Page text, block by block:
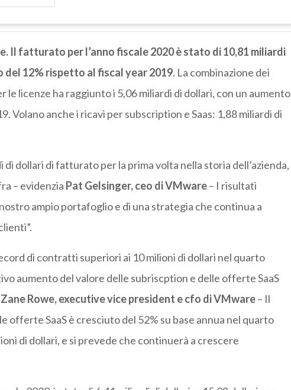
Il fatturato per l’anno fiscale 2020 è stato di 10,81 miliardi
del 12% rispetto al fiscal year 2019. La combinazione dei
le licenze ha raggiunto i 5,06 miliardi di dollari, con un aumento
Volano anche i ricavi per subscription e Saas: 1,88 miliardi di
dollari di fatturato per la prima volta nella storia dell’azienda,
– evidenzia Pat Gelsinger, ceo di VMware– I risultati
ampio portafoglio e di una strategia che continua a
di contratti superiori ai 10 milioni di dollari nel quarto
aumento del valore delle subriscption e delle offerte SaaS
Zane Rowe, executive vice president e cfo di VMware– Il
SaaS è cresciuto del 52% su base annua nel quarto
di dollari, e si prevede che continuerà a crescere